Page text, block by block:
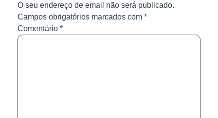
O seu endereço de email não será publicado.
Campos obrigatórios marcados com *
Comentário *